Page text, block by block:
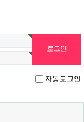
자동로그인